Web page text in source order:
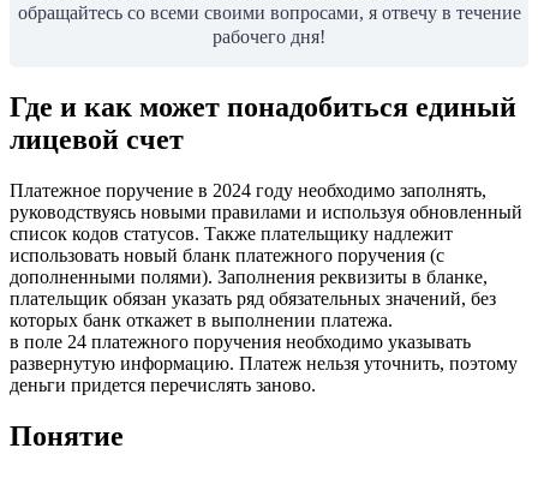
обращайтесь со всеми своими вопросами, я отвечу в течение
рабочего дня!
Где и как может понадобиться единый
лицевой счет
Платежное поручение в 2024 году необходимо заполнять,
руководствуясь новыми правилами и используя обновленный
список кодов статусов. Также плательщику надлежит
использовать новый бланк платежного поручения (с
дополненными полями). Заполнения реквизиты в бланке,
плательщик обязан указать ряд обязательных значений, без
которых банк откажет в выполнении платежа.
в поле 24 платежного поручения необходимо указывать
развернутую информацию. Платеж нельзя уточнить, поэтому
деньги придется перечислять заново.
Понятие